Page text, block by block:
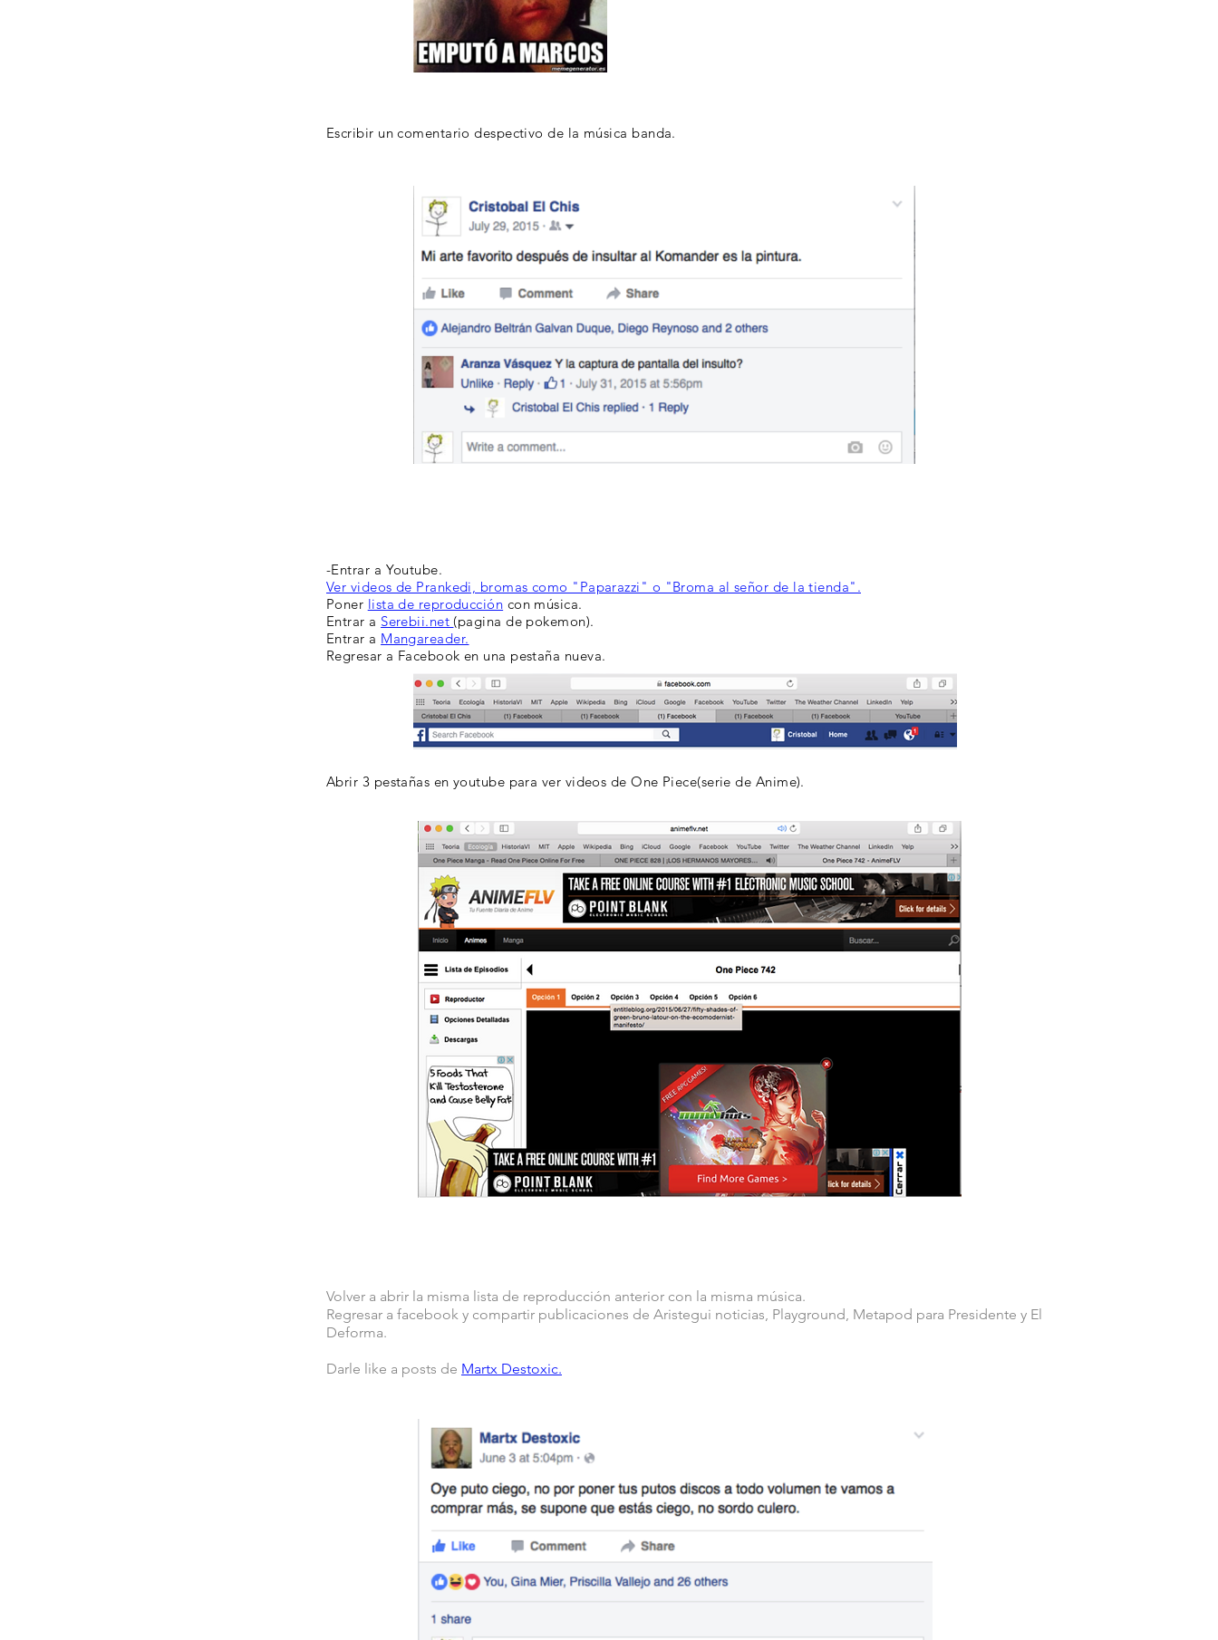
Escribir un comentario despectivo de la música banda.
-Entrar a Youtube.
Ver videos de Prankedi, bromas como "Paparazzi" o "Broma al señor de la tienda".
Poner lista de reproducción con música.
Entrar a Serebii.net(pagina de pokemon).
Entrar a Mangareader.
Regresar a Facebook en una pestaña nueva.
Abrir 3 pestañas en youtube para ver videos de One Piece(serie de Anime).
Volver a abrir la misma lista de reproducción anterior con la misma música.
Regresar a facebook y compartir publicaciones de Aristegui noticias, Playground, Metapod para Presidente y El
Deforma.
Darle like a posts de Martx Destoxic.